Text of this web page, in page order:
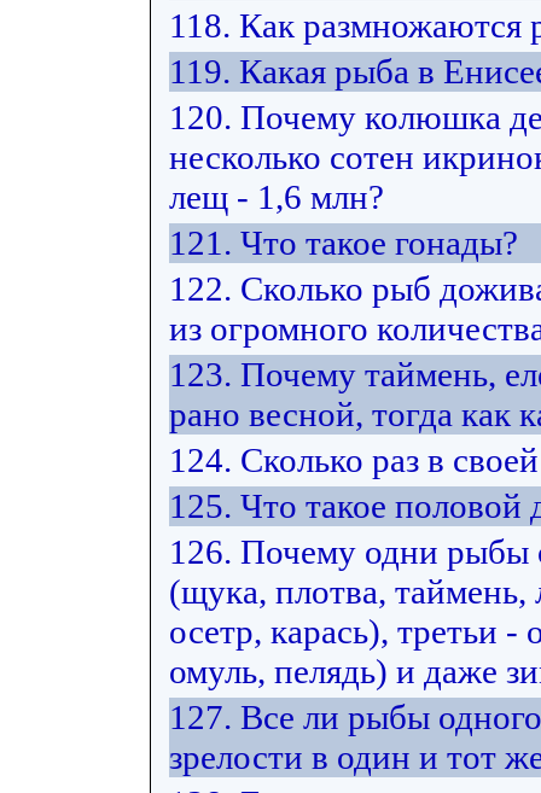
118. Как размножаются
119. Какая рыба в
120. Почему колюшка
несколько сотен
лещ - 1,6 млн?
121. Что такое гонады?
122. Сколько рыб
из огромного
123. Почему таймень,
рано весной, тогда как
124. Сколько раз в
125. Что такое
126. Почему одни рыбы
(щука, плотва, таймень,
осетр, карась), третьи
омуль, пелядь) и даже
127. Все ли рыбы
зрелости в один и тот